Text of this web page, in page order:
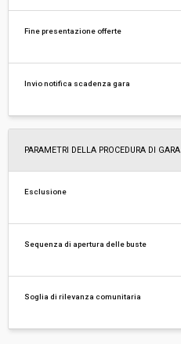
Fine presentazione offerte
Invio notifica scadenza gara
PARAMETRI DELLA PROCEDURA DI GARA
Esclusione
Sequenza di apertura delle buste
Soglia di rilevanza comunitaria